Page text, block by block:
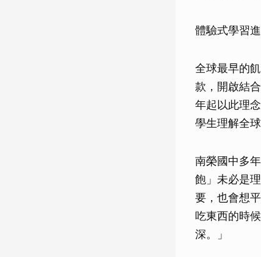
體驗式學習
全球最早的
款，開啟結
年起以此理
學生理解全
南榮國中多
飽」未必是
要，也會想
吃東西的時
深。」